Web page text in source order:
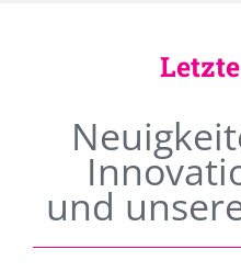
und